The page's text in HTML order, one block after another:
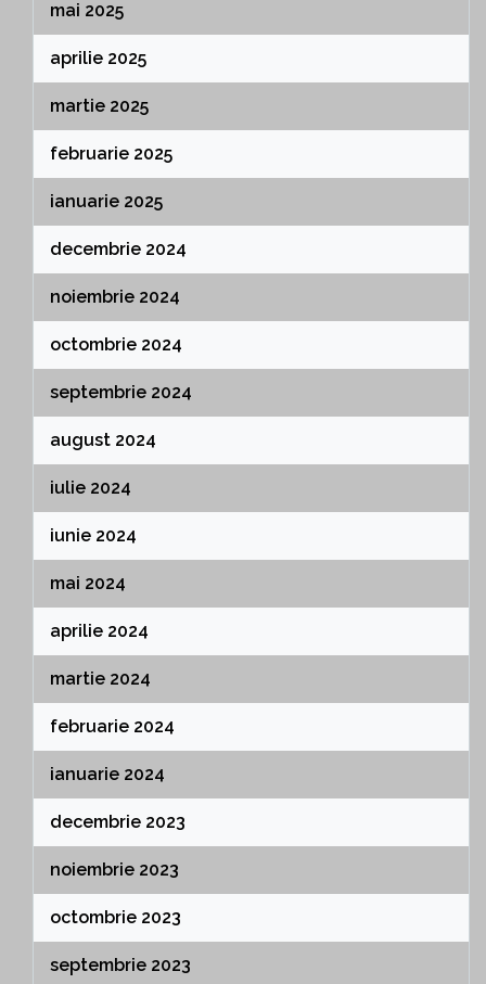
mai 2025
aprilie 2025
martie 2025
februarie 2025
ianuarie 2025
decembrie 2024
noiembrie 2024
octombrie 2024
septembrie 2024
august 2024
iulie 2024
iunie 2024
mai 2024
aprilie 2024
martie 2024
februarie 2024
ianuarie 2024
decembrie 2023
noiembrie 2023
octombrie 2023
septembrie 2023